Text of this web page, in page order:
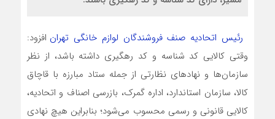
رئیس اتحادیه صنف فروشندگان لوازم خانگی تهران افزود:
وقتی کالایی کد شناسه و کد رهگیری داشته باشد، از نظر
سازمان‌ها و نهاد‌های نظارتی از جمله ستاد مبارزه با قاچاق
کالا، سازمان استاندارد، اداره گمرک، بازرسی اصناف و اتحادیه،
کالایی قانونی و رسمی محسوب می‌شود؛ بنابراین هیچ نهادی